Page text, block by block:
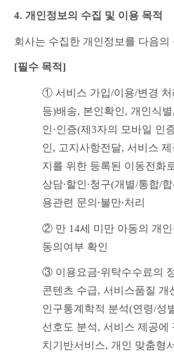
4. 개인정보의 수집 및 이용 목적
회사는 수집한 개인정보를 다음
[필수 목적]
① 서비스 가입/이용/변경 처
등)배송, 본인확인, 개인식
인·인증(제3자의 모바일 인
인, 고지사항전달, 서비스
지를 위한 등록된 이동전화
상담∙할인∙청구(개별/통합/
용관련 문의∙불만∙처리
② 만 14세 미만 아동의 개인
동의여부 확인
③ 이용요금∙위탁수수료의
콘텐츠 수급, 서비스품질
인구통계학적 분석(연령/성
선호도 분석, 서비스 제공에
치기반서비스, 개인 맞춤형